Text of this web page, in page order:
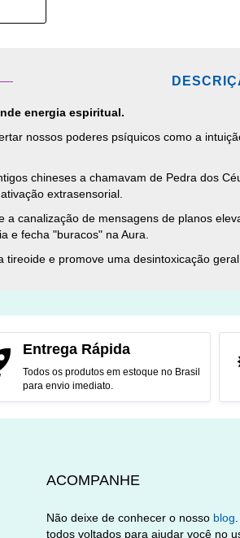
energia espiritual.
nossos poderes psíquicos como a
chineses a chamavam de Pedra dos
extrasensorial.
a canalização de mensagens de planos
e fecha "buracos" na Aura.
e promove uma desintoxicação
Entrega Rápida
Todos os produtos em estoque no Brasil
para envio imediato.
ACOMPANHE
Não deixe de conhecer o nosso blog
todos voltados para ajudar você no